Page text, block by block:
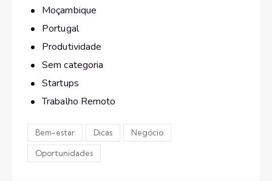
Moçambique
Portugal
Produtividade
Sem categoria
Startups
Trabalho Remoto
Bem-estar Dicas Negócio
Oportunidades